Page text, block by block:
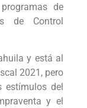
de
de Control
y está al
2021, pero
estímulos del
y el